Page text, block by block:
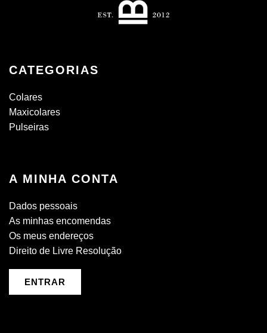
CATEGORIAS
Colares
Maxicolares
Pulseiras
A MINHA CONTA
Dados pessoais
As minhas encomendas
Os meus endereços
Direito de Livre Resolução
ENTRAR